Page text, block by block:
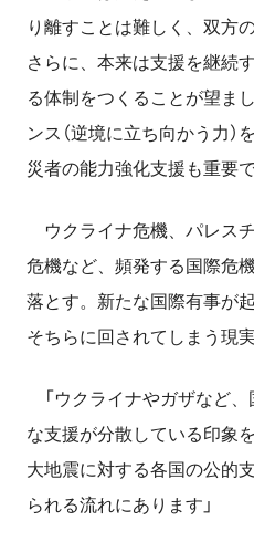
り離すことは難しく、双方
さらに、本来は支援を継続
る体制をつくることが望ま
ンス（逆境に立ち向かう力
災者の能力強化支援も重要で
ウクライナ危機、パレス
危機など、頻発する国際危
落とす。新たな国際有事が
そちらに回されてしまう現実
「ウクライナやガザなど
な支援が分散している印象
大地震に対する各国の公的
られる流れにあります」